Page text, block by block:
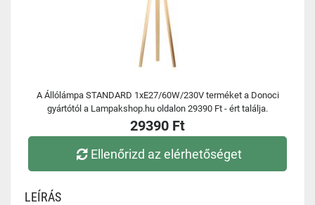
A Állólámpa STANDARD 1xE27/60W/230V terméket a Donoci
gyártótól a Lampakshop.hu oldalon 29390 Ft - ért találja.
29390 Ft
Ellenőrizd az elérhetőséget
LEÍRÁS